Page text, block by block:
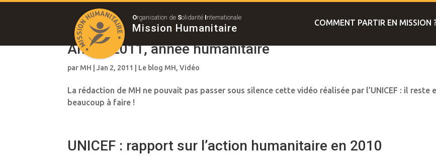
Organisation de Solidarité Internationale
Mission Humanitaire COMMENT PARTIR EN MISSION
Année 2011, année humanitaire
par MH |Jan 2, 2011 Le blog MH,Vidéo
La rédaction de MH ne pouvait pas passer sous silence cette vidéo réalisée par l’UNICEF : il reste
beaucoup à faire !
UNICEF : rapport sur l’action humanitaire en 2010